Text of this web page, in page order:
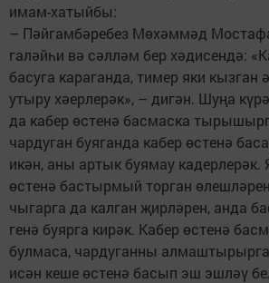
имам-хатыйбы:
– Пәйгамбәребез Мөхәммәд
галәйһи вә сәлләм бер хәдисендә:
басуга караганда, тимер яки кызган
утыру хәерлерәк», – дигән. Шуңа
да кабер өстенә басмаска
чардуган буяганда кабер өстенә
икән, аны артык буямау кадерлерәк.
өстенә бастырмый торган
чыгарга да калган җирләрен, анда
генә буярга кирәк. Кабер өстенә
булмаса, чардуганны алмаштырырга
исән кеше өстенә басып эш эшләү